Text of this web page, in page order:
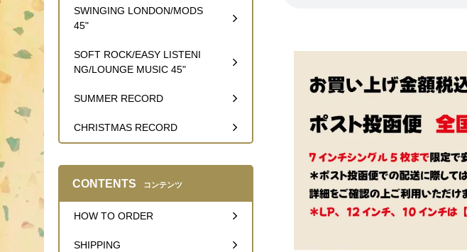
SWINGING LONDON/MODS
45"
SOFT ROCK/EASY LISTENI
NG/LOUNGE MUSIC 45"
SUMMER RECORD
CHRISTMAS RECORD
CONTENTS コンテンツ
HOW TO ORDER
SHIPPING